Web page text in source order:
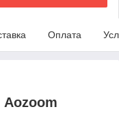
Оплата